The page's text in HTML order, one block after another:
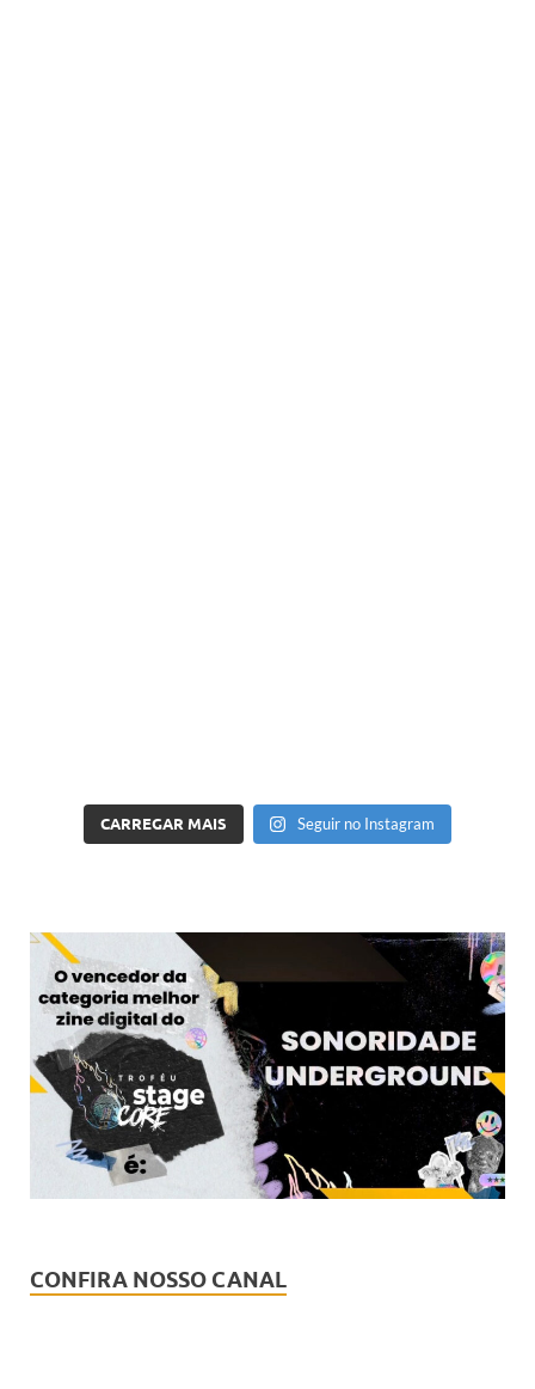
CARREGAR MAIS Seguir no Instagram
CONFIRA NOSSO CANAL